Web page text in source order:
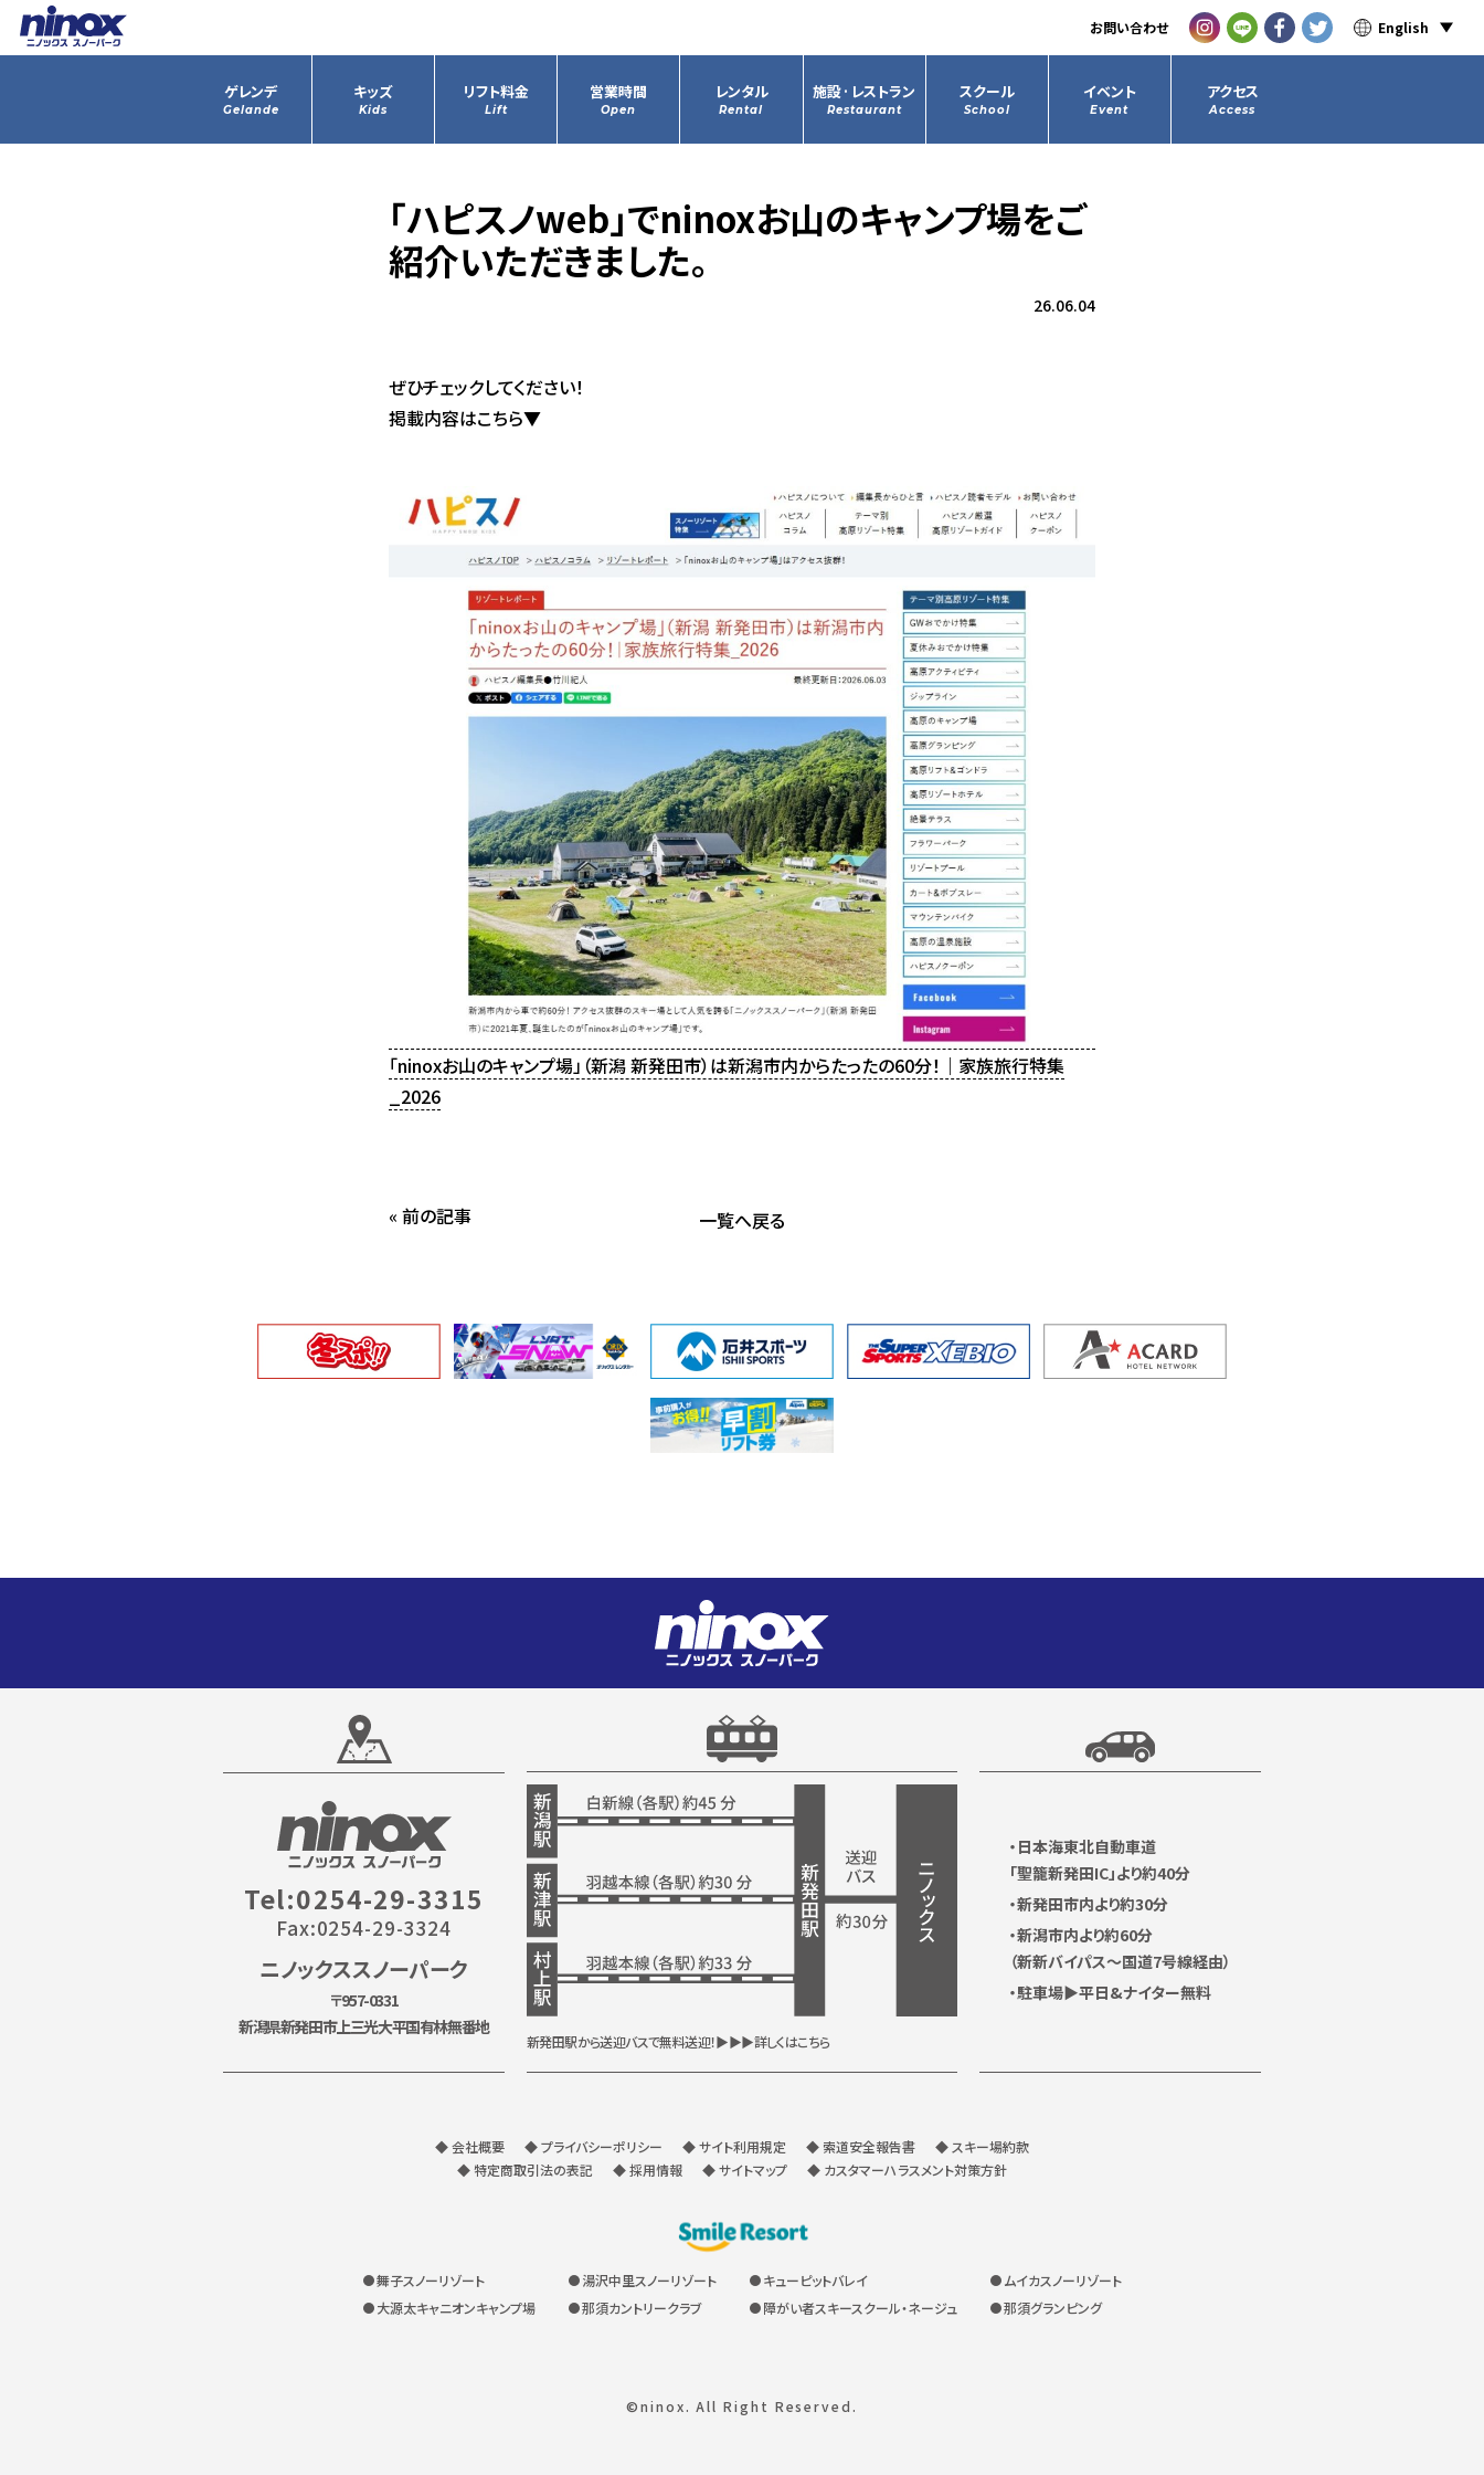
お問い合わせ English
ゲレンデ
Gelande
キッズ
Kids
リフト料金
Lift
営業時間
Open
レンタル
Rental
施設·レストラン
Restaurant
スクール
School
イベント
Event
アクセス
Access
「ハピスノweb」でninoxお山のキャンプ場をご
紹介いただきました。
26.06.04
ぜひチェックしてください！
掲載内容はこちら▼
「ninoxお山のキャンプ場」（新潟 新発田市）は新潟市内からたったの60分！｜家族旅行特集
_2026
« 前の記事 一覧へ戻る
Tel:0254-29-3315
Fax:0254-29-3324
ニノックススノーパーク
〒957-0331
新潟県新発田市上三光大平国有林無番地
新発田駅から送迎バスで無料送迎！▶▶▶詳しくはこちら
日本海東北自動車道
「聖籠新発田IC」より約40分
新発田市内より約30分
新潟市内より約60分
（新新バイパス〜国道7号線経由）
駐車場▶平日&ナイター無料
◆ 会社概要 ◆ プライバシーポリシー ◆ サイト利用規定 ◆ 索道安全報告書
◆ スキー場約款
◆ 特定商取引法の表記
◆ 採用情報 ◆ サイトマップ ◆ カスタマーハラスメント対策方針
舞子スノーリゾート
大源太キャニオンキャンプ場
湯沢中里スノーリゾート
那須カントリークラブ
キューピットバレイ
障がい者スキースクール・ネージュ
ムイカスノーリゾート
那須グランピング
©ninox. All Right Reserved.